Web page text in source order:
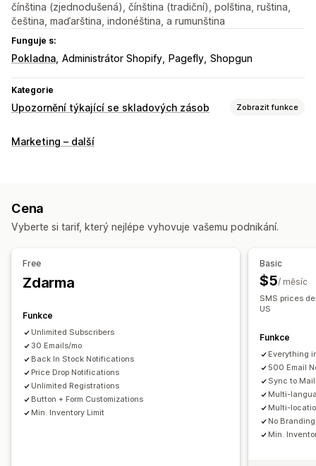
čínština (zjednodušená), čínština (tradiční), polština, ruština,
čeština, maďarština, indonéština, a rumunština
Funguje s:
Pokladna Administrátor Shopify Pagefly Shopgun
Kategorie
Upozornění týkající se skladových zásob Zobrazit funkce
Notifikace
Přizpůsobení
Tlačítko notifikací
Pořadníky
Analytika a vykazování
Výkazy výkonnosti
Marketing – další
Cena
Vyberte si tarif, který nejlépe vyhovuje vašemu podnikání.
Free
Zdarma
Funkce
Unlimited Subscribers
30 Emails/mo
Back In Stock Notifications
Price Drop Notifications
Unlimited Registrations
Button + Form Customizations
Min. Inventory Limit
Basic
$5/ měsíc
SMS prices
US
Funkce
Everything
500 Email
Sync to
Multi-
Multi-
No Branding
Min.